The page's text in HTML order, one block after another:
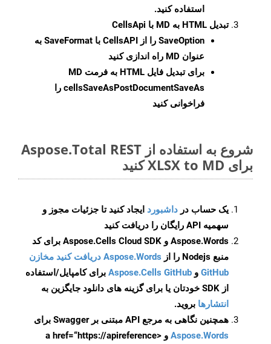
استفاده کنید.
تبدیل HTML به MD با CellsApi
SaveOption
را از CellsAPI با SaveFormat به
عنوان MD راه اندازی کنید
برای تبدیل فایل HTML به فرمت
MD
cellsSaveAsPostDocumentSaveAs را
فراخوانی کنید
شروع به استفاده از Aspose.Total REST
برای XLSX to MD کنید
یک حساب در داشبورد ایجاد کنید تا جزئیات مجوز و
سهمیه API رایگان را دریافت کنید
Aspose.Words و Aspose.Cells Cloud SDK برای کد
منبع Nodejs را از
Aspose.Words دریافت کنید مخازن
GitHub و Aspose.Cells GitHub برای کامپایل/استفاده
از SDK خودتان یا برای گزینه های دانلود جایگزین به
انتشارها بروید.
همچنین نگاهی به مرجع API مبتنی بر Swagger برای
Aspose.Words
و <a href=“https://apireference